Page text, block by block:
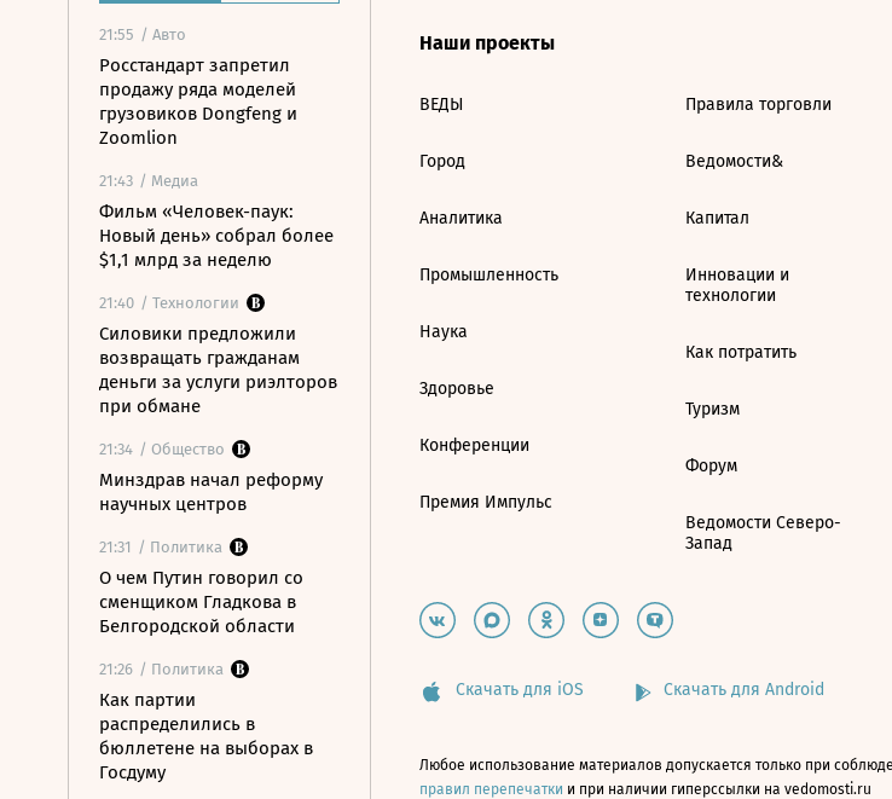
21:55 / Авто
Росстандарт запретил
продажу ряда моделей
грузовиков Dongfeng и
Zoomlion
21:43 / Медиа
Фильм «Человек-паук:
Новый день» собрал более
$1,1 млрд за неделю
21:40 / Технологии
Силовики предложили
возвращать гражданам
деньги за услуги риэлторов
при обмане
21:34 / Общество
Минздрав начал реформу
научных центров
21:31 / Политика
О чем Путин говорил со
сменщиком Гладкова в
Белгородской области
21:26 / Политика
Как партии
распределились в
бюллетене на выборах в
Госдуму
Наши проекты
ВЕДЫ
Город
Аналитика
Промышленность
Наука
Здоровье
Конференции
Премия Импульс
Правила торговли
Ведомости&
Капитал
Инновации и
технологии
Как потратить
Туризм
Форум
Ведомости Северо-
Запад
Скачать для iOS Скачать для Android
Любое использование материалов допускается только при
правил перепечатки и при наличии гиперссылки на vedomosti.ru